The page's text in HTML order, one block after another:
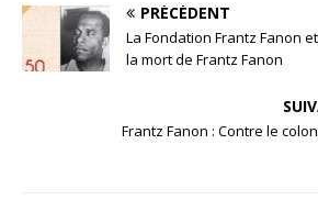
PRÉCÉDENT
La Fondation Frantz Fanon
la mort de Frantz Fanon
Frantz Fanon : Contre le